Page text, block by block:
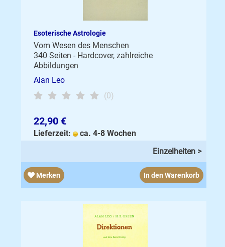
Esoterische Astrologie
Vom Wesen des Menschen
340 Seiten - Hardcover, zahlreiche
Abbildungen
Alan Leo
(0)
22,90 €
Lieferzeit:
ca. 4-8 Wochen
Einzelheiten >
Merken In den Warenkorb